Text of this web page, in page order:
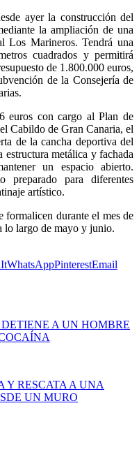
ayer la construcción del
la ampliación de una
Los Marineros. Tendrá una
cuadrados y permitirá
de 1.800.000 euros,
de la Consejería de
euros con cargo al Plan de
Cabildo de Gran Canaria, el
de la cancha deportiva del
estructura metálica y fachada
un espacio abierto.
preparado para diferentes
artístico.
formalicen durante el mes de
lo largo de mayo y junio.
WhatsAppPinterestEmail
A UN HOMBRE
RESCATA A UNA
UN MURO